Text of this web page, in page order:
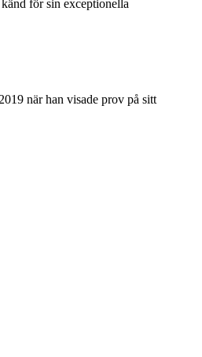
för sin exceptionella
när han visade prov på sitt